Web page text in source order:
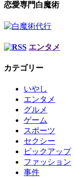
恋愛専門白魔術
エンタメ
カテゴリー
いやし
エンタメ
グルメ
ゲーム
スポーツ
セクシー
ピックアップ
ファッション
事件